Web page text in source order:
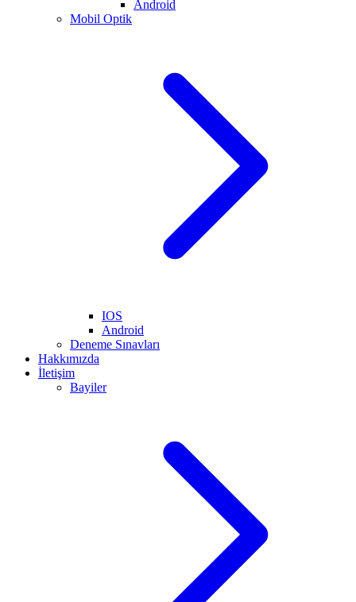
Android
Mobil Optik
IOS
Android
Deneme Sınavları
Hakkımızda
İletişim
Bayiler